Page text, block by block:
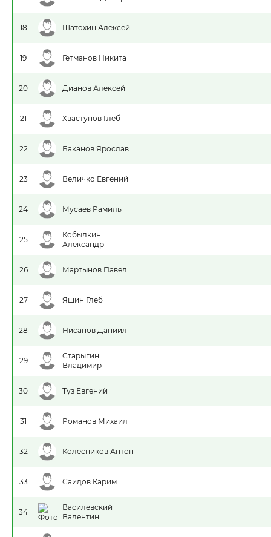
18 Шатохин Алексей
19 Гетманов Никита
20 Дианов Алексей
21 Хвастунов Глеб
22 Баканов Ярослав
23 Величко Евгений
24 Мусаев Рамиль
25
Кобылкин
Александр
26 Мартынов Павел
27 Яшин Глеб
28 Нисанов Даниил
29
Старыгин
Владимир
30 Туз Евгений
31 Романов Михаил
32 Колесников Антон
33 Саидов Карим
34
Василевский
Валентин